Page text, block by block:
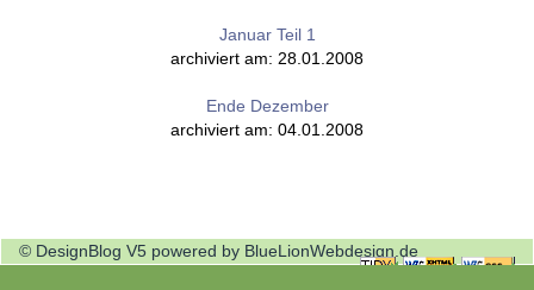
Januar Teil 1
archiviert am: 28.01.2008
Ende Dezember
archiviert am: 04.01.2008
© DesignBlog V5 powered by BlueLionWebdesign.de